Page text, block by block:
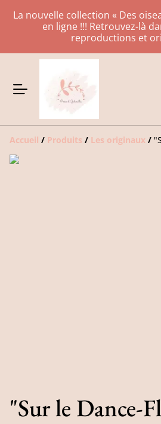
La nouvelle collection « Des
en ligne !!! Retrouvez-là
reproductions et
Accueil / Produits / Les originaux /
"Sur le Dance-